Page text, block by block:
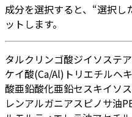
成分を選択すると、“選択し
ットします。
タルク リンゴ酸ジイソステ
ケイ酸(Ca/Al) トリエチルヘ
酸亜鉛酸化亜鉛セスキイソ
レンアルガニアスピノサ油